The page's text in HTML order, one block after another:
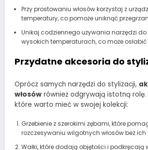
Przy prostowaniu włosów korzystaj z
temperatury, co pomoże uniknąć
Unikaj codziennego używania narzędzi
wysokich temperaturach, co może osłabić
Przydatne akcesoria do
Oprócz samych narzędzi do stylizacji,
włosów również odgrywają istotną rolę.
które warto mieć w swojej kolekcji:
Grzebienie z szerokimi zębami, które
rozczesywaniu wilgotnych włosów bez ich
Wałki, które dodają objętości i podkręcają